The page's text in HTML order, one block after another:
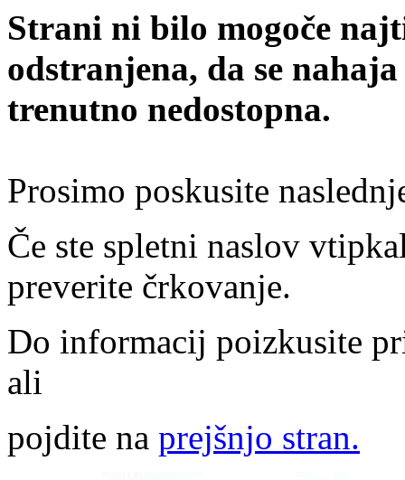
Strani ni bilo mogoče
odstranjena, da se
trenutno nedostopna.
Prosimo poskusite
Če ste spletni naslov
preverite črkovanje.
Do informacij poizkusite
ali
pojdite na prejšnjo stran.